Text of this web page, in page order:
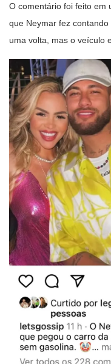
O comentário foi feito em
que Neymar fez
uma volta, mas o veículo